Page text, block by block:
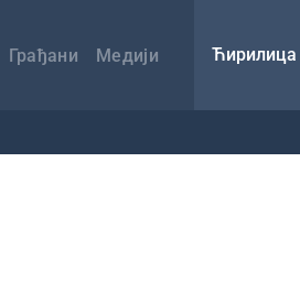
Грађани Медији Ћирилица